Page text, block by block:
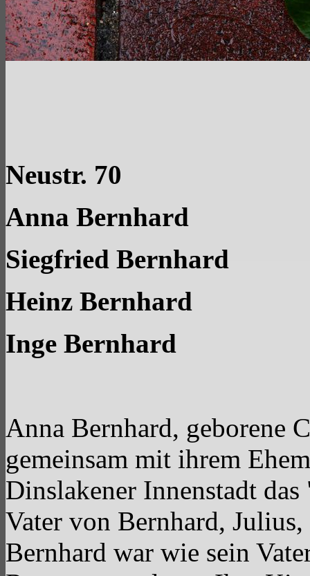
Neustr. 70
Anna Bernhard
Siegfried Bernhard
Heinz Bernhard
Inge Bernhard
Anna Bernhard, geborene
gemeinsam mit ihrem
Dinslakener Innenstadt
Vater von Bernhard,
Bernhard war wie sein